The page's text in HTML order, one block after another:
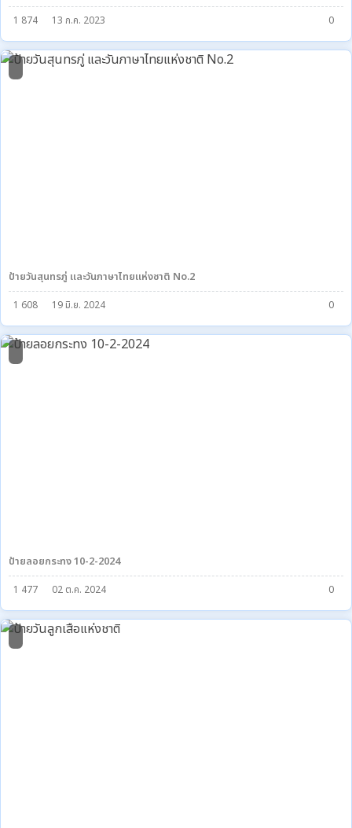
1 874 13 ก.ค. 2023 0
ป้ายวันสุนทรภู่ และวันภาษาไทยแห่งชาติ No.2
1 608 19 มิ.ย. 2024 0
2
ป้ายลอยกระทง 10-2-2024
1 477 02 ต.ค. 2024 0
1
2